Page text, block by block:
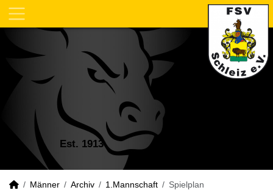
Est. 1913
Männer Archiv 1.Mannschaft Spielplan